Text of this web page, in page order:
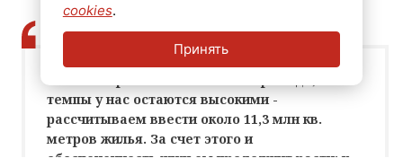
темпы у нас остаются высокими -
рассчитываем ввести около 11,3 млн кв.
метров жилья. За счет этого и
обеспеченность жильем продолжит расти: к
cookies.
Принять